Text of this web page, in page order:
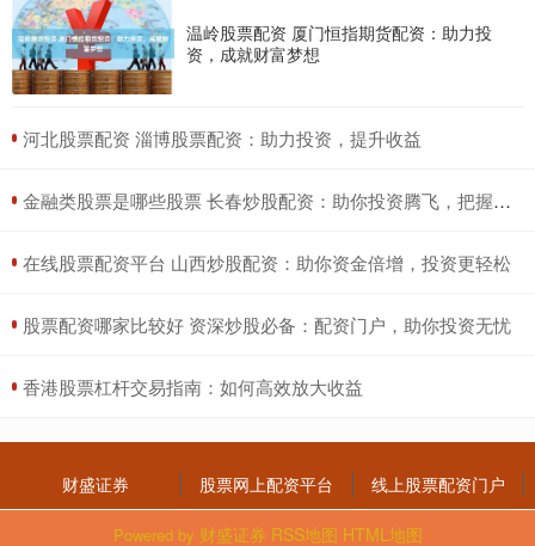
温岭股票配资 厦门恒指期货配资：助力投
资，成就财富梦想
​河北股票配资 淄博股票配资：助力投资，提升收益
​金融类股票是哪些股票 长春炒股配资：助你投资腾飞，把握财富机遇
​在线股票配资平台 山西炒股配资：助你资金倍增，投资更轻松
​股票配资哪家比较好 资深炒股必备：配资门户，助你投资无忧
​香港股票杠杆交易指南：如何高效放大收益
财盛证券 股票网上配资平台 线上股票配资门户
Powered by 财盛证券 RSS地图 HTML地图